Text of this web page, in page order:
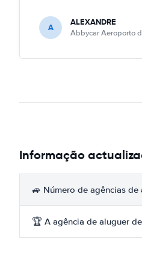
A ALEXANDRE
Abbycar Aeroporto
Informação
🚙 Número de agências de
🏆 A agência de aluguer